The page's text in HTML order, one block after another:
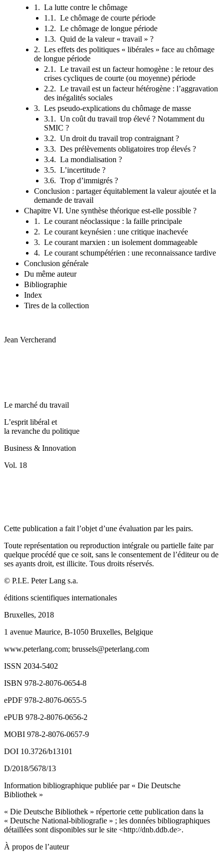
1. La lutte contre le chômage
1.1. Le chômage de courte période
1.2. Le chômage de longue période
1.3. Quid de la valeur « travail » ?
2. Les effets des politiques « libérales » face au chômage
de longue période
2.1. Le travail est un facteur homogène : le retour des
crises cycliques de courte (ou moyenne) période
2.2. Le travail est un facteur hétérogène : l’aggravation
des inégalités sociales
3. Les pseudo-explications du chômage de masse
3.1. Un coût du travail trop élevé ? Notamment du
SMIC ?
3.2. Un droit du travail trop contraignant ?
3.3. Des prélèvements obligatoires trop élevés ?
3.4. La mondialisation ?
3.5. L’incertitude ?
3.6. Trop d’immigrés ?
Conclusion : partager équitablement la valeur ajoutée et la
demande de travail
Chapitre VI. Une synthèse théorique est-elle possible ?
1. Le courant néoclassique : la faille principale
2. Le courant keynésien : une critique inachevée
3. Le courant marxien : un isolement dommageable
4. Le courant schumpétérien : une reconnaissance tardive
Conclusion générale
Du même auteur
Bibliographie
Index
Tires de la collection
Jean Vercherand
Le marché du travail
L’esprit libéral et
la revanche du politique
Business & Innovation
Vol. 18
Cette publication a fait l’objet d’une évaluation par les pairs.
Toute représentation ou reproduction intégrale ou partielle faite par
quelque procédé que ce soit, sans le consentement de l’éditeur ou de
ses ayants droit, est illicite. Tous droits réservés.
© P.I.E. Peter Lang s.a.
éditions scientifiques internationales
Bruxelles, 2018
1 avenue Maurice, B-1050 Bruxelles, Belgique
www.peterlang.com; brussels@peterlang.com
ISSN 2034-5402
ISBN 978-2-8076-0654-8
ePDF 978-2-8076-0655-5
ePUB 978-2-8076-0656-2
MOBI 978-2-8076-0657-9
DOI 10.3726/b13101
D/2018/5678/13
Information bibliographique publiée par « Die Deutsche
Bibliothek »
« Die Deutsche Bibliothek » répertorie cette publication dans la
« Deutsche National-bibliografie » ; les données bibliographiques
détaillées sont disponibles sur le site <http://dnb.ddb.de>.
À propos de l’auteur